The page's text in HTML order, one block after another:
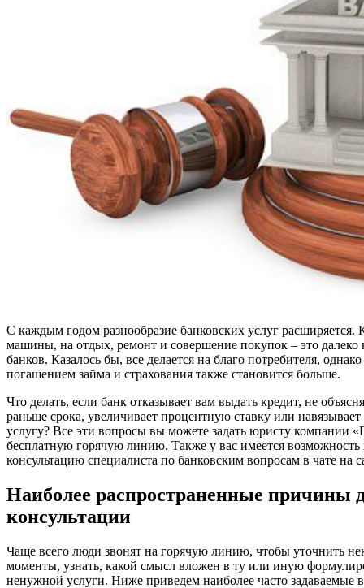
С каждым годом разнообразие банковских услуг
машины, на отдых, ремонт и совершение покупок – это
банков. Казалось бы, все делается на благо потребителя,
погашением займа и страхования также становится больше.
Что делать, если банк отказывает вам выдать кредит, не
раньше срока, увеличивает процентную ставку или
услугу? Все эти вопросы вы можете задать юристу компании
бесплатную горячую линию. Также у вас имеется
консультацию специалиста по банковским вопросам в чате на
Наиболее распространенные причины
консультации
Чаще всего люди звонят на горячую линию, чтобы уточнить
моменты, узнать, какой смысл вложен в ту или иную
ненужной услуги. Ниже приведем наиболее часто задаваемые